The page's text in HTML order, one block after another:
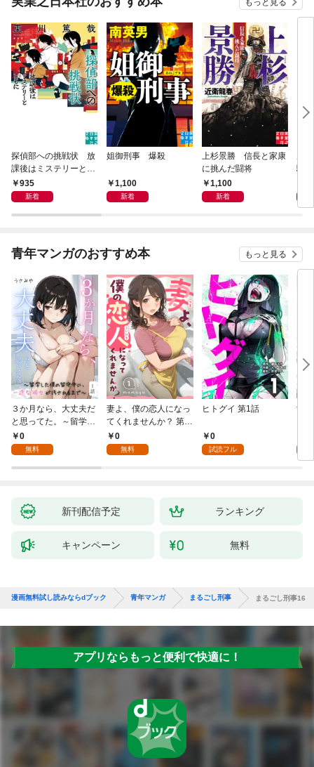
もっと見る
探偵部への挑戦状 放
課後はミステリーとと
もに 新装版
935
新着
姐御刑事 爆殺
1,100
新着
上杉景勝 信長と家康
に挑んだ闘将
1,100
新着
騒動
青年マンガのおすすめ本 もっと見る
３か月なら、大丈夫だ
と思ってた。～留学し
た僕の留守中に、一途
な彼女が汚されるまで
0
無料
妻よ、僕の恋人になっ
てくれませんか？ 第1
話0
無料
ヒトグイ 第1話
0
試読フル
世
新刊配信予定 ランキング
キャンペーン 無料
漫画無料試し読みならdブック 青年マンガ まるごし刑事 まるごし刑事16
アプリならもっと便利で快適に！